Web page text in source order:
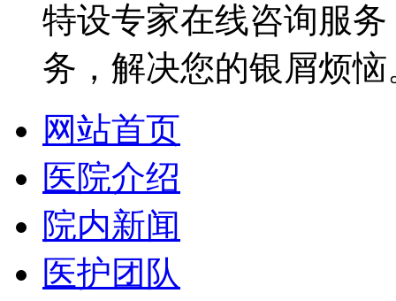
特设专家在线咨询服
务，解决您的银屑烦恼
网站首页
医院介绍
院内新闻
医护团队